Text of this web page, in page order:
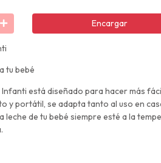
Encargar
tu bebé
está diseñado para hacer más
y portátil, se adapta tanto al uso en
leche de tu bebé siempre esté a la